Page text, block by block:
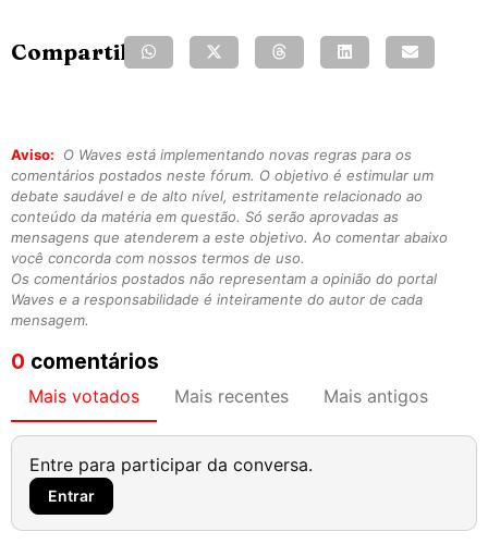
Compartilhe:
Aviso:
O Waves está implementando novas regras para os
comentários postados neste fórum. O objetivo é estimular um
debate saudável e de alto nível, estritamente relacionado ao
conteúdo da matéria em questão. Só serão aprovadas as
mensagens que atenderem a este objetivo. Ao comentar abaixo
você concorda com nossos termos de uso.
Os comentários postados não representam a opinião do portal
Waves e a responsabilidade é inteiramente do autor de cada
mensagem.
0 comentários
Mais votados Mais recentes Mais antigos
Entre para participar da conversa.
Entrar